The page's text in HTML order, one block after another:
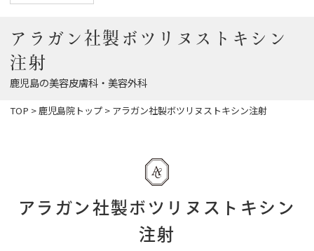
アラガン社製ボツリヌストキシン
注射
鹿児島の美容皮膚科・美容外科
TOP > 鹿児島院トップ > アラガン社製ボツリヌストキシン注射
アラガン社製ボツリヌストキシン
注射